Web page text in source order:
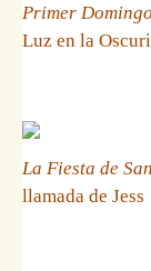
Primer
Luz en la
La Fiesta de
llamada de Jess